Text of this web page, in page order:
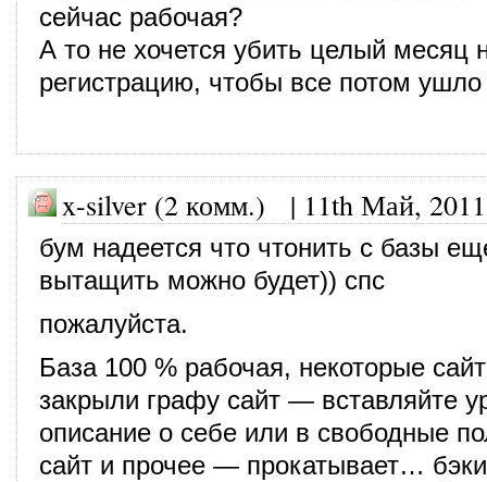
сейчас рабочая?
А то не хочется убить целый месяц
регистрацию, чтобы все потом ушло
x-silver (2 комм.) | 11th Май, 2011
бум надеется что чтонить с базы
вытащить можно будет)) спс
пожалуйста.
База 100 % рабочая, некоторые
закрыли графу сайт — вставляйте
описание о себе или в свободные
сайт и прочее — прокатывает…